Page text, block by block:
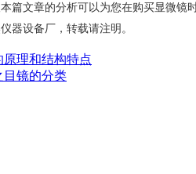
篇文章的分析可以为您在购买显微镜
器设备厂，转载请注明。
原理和结构特点
目镜的分类